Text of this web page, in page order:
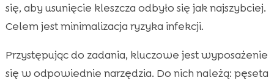
się, aby usunięcie kleszcza odbyło się jak najszybciej.
Celem jest minimalizacja ryzyka infekcji.
Przystępując do zadania, kluczowe jest wyposażenie
się w odpowiednie narzędzia. Do nich należą: pęseta